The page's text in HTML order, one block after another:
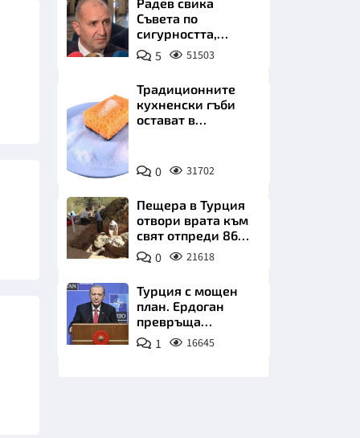
ХРАНА
Съвета по
сигурността,
следва ключово
изявление
5 51503
Снимка:
Пиксабей
Традиционните
кухненски гъби
остават в
0 31702
Пещера в Турция
отвори врата към
свят отпреди 86
000 години
0 21618
Турция с мощен
план. Ердоган
превръща
Джейхан в
петролно чудо
1 16645